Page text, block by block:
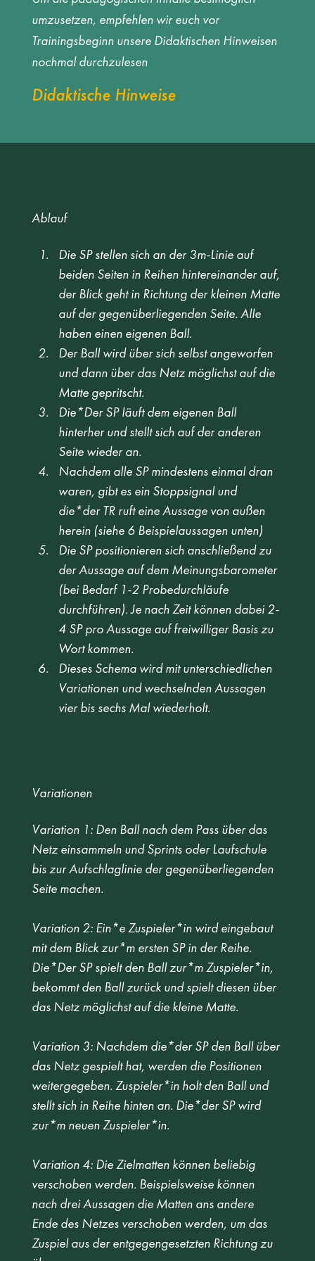
umzusetzen, empfehlen wir euch vor
Trainingsbeginn unsere Didaktischen Hinweisen
nochmal durchzulesen
Didaktische Hinweise
Ablauf
Die SP stellen sich an der 3m-Linie auf
beiden Seiten in Reihen hintereinander auf,
der Blick geht in Richtung der kleinen Matte
auf der gegenüberliegenden Seite. Alle
haben einen eigenen Ball.
Der Ball wird über sich selbst angeworfen
und dann über das Netz möglichst auf die
Matte gepritscht.
Die*Der SP läuft dem eigenen Ball
hinterher und stellt sich auf der anderen
Seite wieder an.
Nachdem alle SP mindestens einmal dran
waren, gibt es ein Stoppsignal und
die*der TR ruft eine Aussage von außen
herein (siehe 6 Beispielaussagen unten)
Die SP positionieren sich anschließend zu
der Aussage auf dem Meinungsbarometer
(bei Bedarf 1-2 Probedurchläufe
durchführen). Je nach Zeit können dabei 2-
4 SP pro Aussage auf freiwilliger Basis zu
Wort kommen.
Dieses Schema wird mit unterschiedlichen
Variationen und wechselnden Aussagen
vier bis sechs Mal wiederholt.
Variationen
Variation 1: Den Ball nach dem Pass über das
Netz einsammeln und Sprints oder Laufschule
bis zur Aufschlaglinie der gegenüberliegenden
Seite machen.
Variation 2: Ein*e Zuspieler*in wird eingebaut
mit dem Blick zur*m ersten SP in der Reihe.
Die*Der SP spielt den Ball zur*m Zuspieler*in,
bekommt den Ball zurück und spielt diesen über
das Netz möglichst auf die kleine Matte.
Variation 3: Nachdem die*der SP den Ball über
das Netz gespielt hat, werden die Positionen
weitergegeben. Zuspieler*in holt den Ball und
stellt sich in Reihe hinten an. Die*der SP wird
zur*m neuen Zuspieler*in.
Variation 4: Die Zielmatten können beliebig
verschoben werden. Beispielsweise können
nach drei Aussagen die Matten ans andere
Ende des Netzes verschoben werden, um das
Zuspiel aus der entgegengesetzten Richtung zu